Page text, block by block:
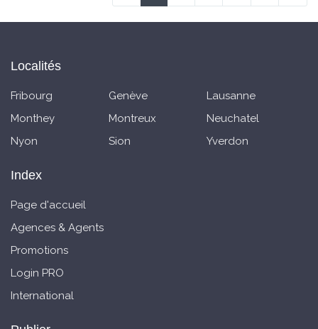
Localités
Fribourg Genève
Lausanne
Monthey
Montreux
Neuchatel
Nyon
Sion Yverdon
Index
Page d'accueil
Agences & Agents
Promotions
Login PRO
International